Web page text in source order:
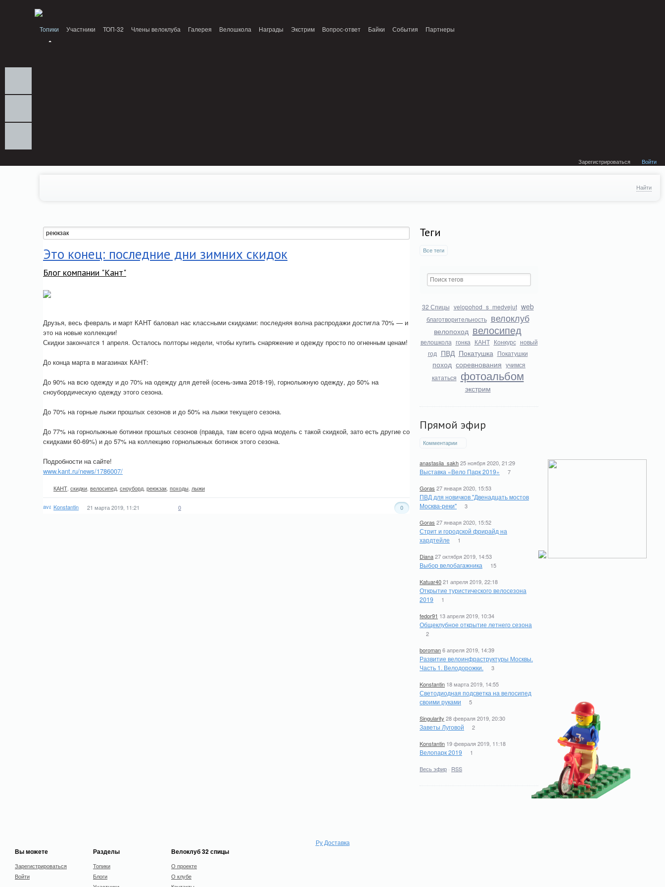
Топики Участники ТОП-32 Члены велоклуба Галерея Велошкола Награды Экстрим Вопрос-ответ Байки События Партнеры
Зарегистрироваться Войти
Найти
Теги
Все теги
32 Спицы velopohod_s_medvejut web
благотворительность велоклуб
велопоход велосипед
велошкола гонка КАНТ Конкурс новый
год ПВД Покатушка Покатушки
поход соревнования учимся
кататься фотоальбом
экстрим
Прямой эфир
Комментарии
anastasiia_sakh25 ноября 2020, 21:29
Выставка «Вело Парк 2019» 7
Goras 27 января 2020, 15:53
ПВД для новичков "Двенадцать мостов
Москва-реки"
3
Goras 27 января 2020, 15:52
Стрит и городской фрирайд на
хардтейле
1
Diana27 октября 2019, 14:53
Выбор велобагажника 15
Katuar4021 апреля 2019, 22:18
Открытие туристического велосезона
2019
1
fedor91 13 апреля 2019, 10:34
Общеклубное открытие летнего сезона
2
boroman6 апреля 2019, 14:39
Развитие велоинфраструктуры Москвы.
Часть 1. Велодорожки.
3
Konstantin 18 марта 2019, 14:55
Светодиодная подсветка на велосипед
своими руками
5
Singularity 28 февраля 2019, 20:30
Заветы Луговой 2
Konstantin 19 февраля 2019, 11:18
Велопарк 2019 1
Весь эфир · RSS
Это конец: последние дни зимних скидок
Блог компании "Кант"
Друзья, весь февраль и март КАНТ баловал нас классными скидками: последняя волна распродажи достигла 70% — и
это на новые коллекции!
Скидки закончатся 1 апреля. Осталось полторы недели, чтобы купить снаряжение и одежду просто по огненным ценам!
До конца марта в магазинах КАНТ:
До 90% на всю одежду и до 70% на одежду для детей (осень-зима 2018-19), горнолыжную одежду, до 50% на
сноубордическую одежду этого сезона.
До 70% на горные лыжи прошлых сезонов и до 50% на лыжи текущего сезона.
До 77% на горнолыжные ботинки прошлых сезонов (правда, там всего одна модель с такой скидкой, зато есть другие со
скидками 60-69%) и до 57% на коллекцию горнолыжных ботинок этого сезона.
Подробности на сайте!
www.kant.ru/news/1786007/
КАНТ скидки велосипед сноуборд реюкзак походы лыжи
Konstantin 21 марта 2019, 11:21 0 0
Ру Доставка
Вы можете
Зарегистрироваться
Войти
Разделы
Топики
Блоги
Велоклуб 32 спицы
О проекте
О клубе